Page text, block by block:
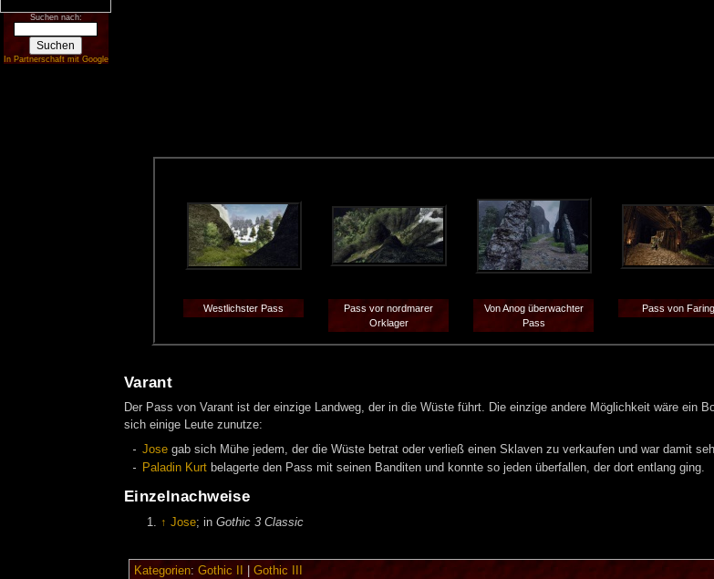
Suchen nach:
In Partnerschaft mit Google
Westlichster Pass
Pass vor nordmarer
Orklager
Von Anog überwachter
Pass
Pass von Faring
Varant
Der Pass von Varant ist der einzige Landweg, der in die Wüste führt. Die einzige andere Möglichkeit wäre ein
sich einige Leute zunutze:
Jose gab sich Mühe jedem, der die Wüste betrat oder verließ einen Sklaven zu verkaufen und war damit
Paladin Kurt belagerte den Pass mit seinen Banditen und konnte so jeden überfallen, der dort entlang ging.
Einzelnachweise
↑ Jose; inGothic 3 Classic
Kategorien: Gothic II Gothic III